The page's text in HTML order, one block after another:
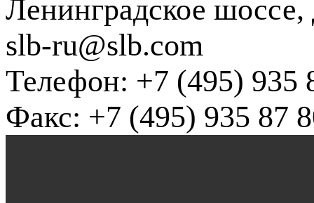
Ленинградское
slb-ru@slb.com
Телефон: +7 (495) 935
Факс: +7 (495) 935 87